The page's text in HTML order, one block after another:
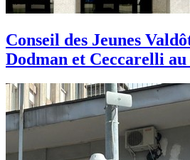
Conseil des Jeunes
Dodman et Ceccarelli